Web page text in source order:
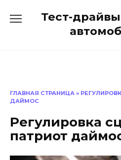
Тест-
ГЛАВНАЯ СТРАНИЦА »
ДАЙМОС
Регулировка
патриот